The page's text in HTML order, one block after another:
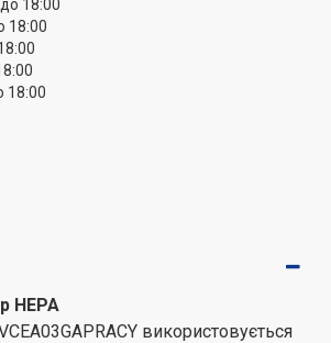
долати невеликі поріжки.
не дають пилососа
предмети навіть при
насадками, за рахунок чого він
будь-які типи
18:00
18:00
18:00
НЕРА
використовується